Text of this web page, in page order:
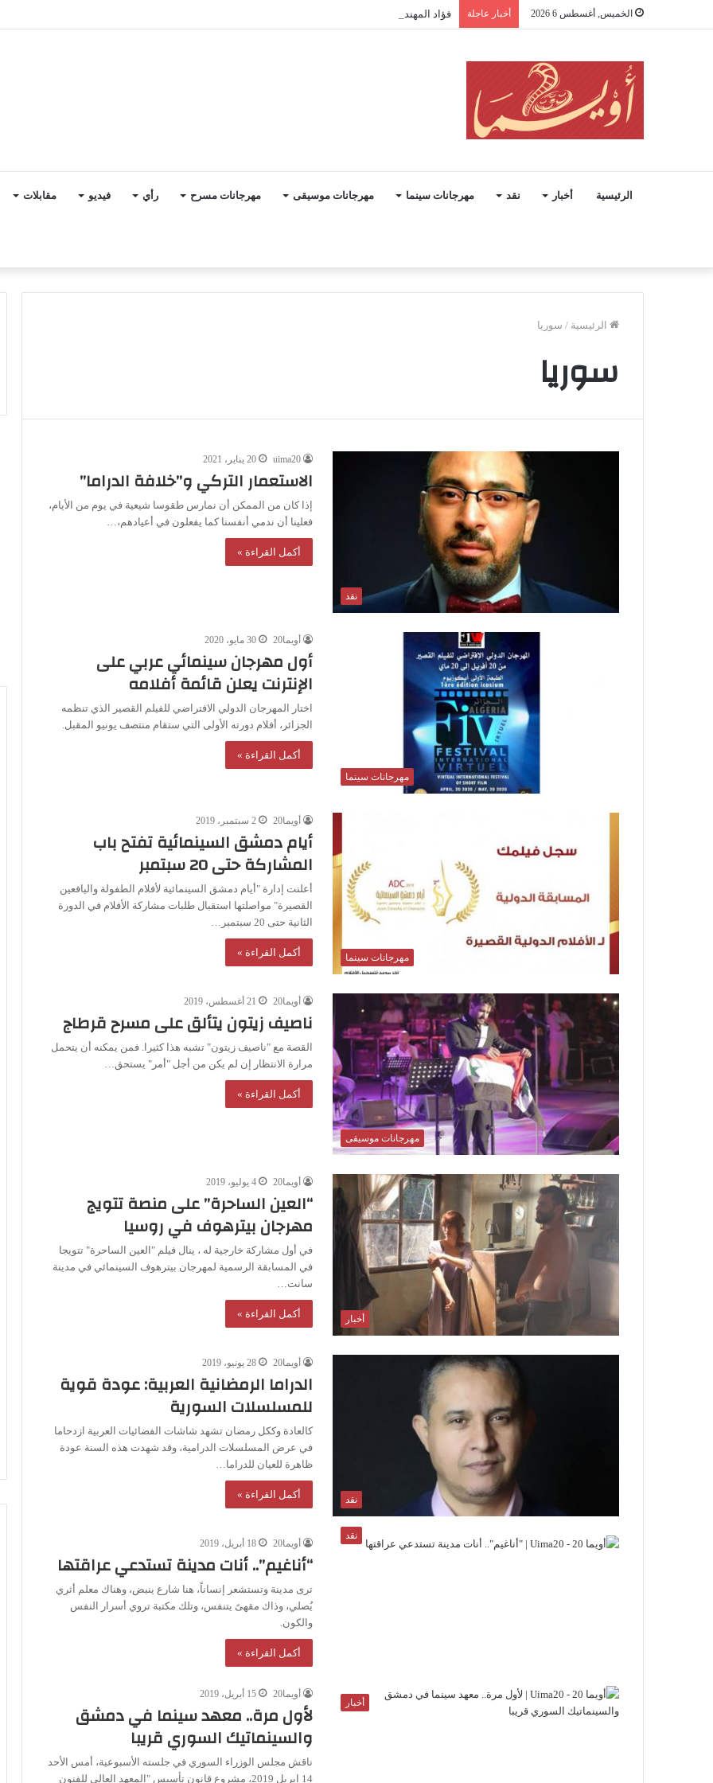
الخميس, أغسطس 6 2026 أخبار عاجلة فؤاد المهندس.. حينما نطقت حضارة المصريين
الرئيسية أخبار نقد مهرجانات سينما مهرجانات موسيقى مهرجانات مسرح رأي فيديو مقابلات
الرئيسية / سوريا
سوريا
نقد
uima20 20 يناير، 2021
الاستعمار التركي و”خلافة الدراما”
إذا كان من الممكن أن نمارس طقوسا شيعية في يوم من الأيام،
فعلينا أن ندمي أنفسنا كما يفعلون في أعيادهم،…
أكمل القراءة »
مهرجانات سينما
أويما20 30 مايو، 2020
أول مهرجان سينمائي عربي على
الإنترنت يعلن قائمة أفلامه
اختار المهرجان الدولي الافتراضي للفيلم القصير الذي تنظمه
الجزائر، أفلام دورته الأولى التي ستقام منتصف يونيو المقبل.
أكمل القراءة »
مهرجانات سينما
أويما20 2 سبتمبر، 2019
أيام دمشق السينمائية تفتح باب
المشاركة حتى 20 سبتمبر
أعلنت إدارة "أيام دمشق السينمائية لأفلام الطفولة واليافعين
القصيرة" مواصلتها استقبال طلبات مشاركة الأفلام في الدورة
الثانية حتى 20 سبتمبر…
أكمل القراءة »
مهرجانات موسيقى
أويما20 21 أغسطس، 2019
ناصيف زيتون يتألق على مسرح قرطاج
القصة مع "ناصيف زيتون" تشبه هذا كثيرا. فمن يمكنه أن يتحمل
مرارة الانتظار إن لم يكن من أجل "أمر" يستحق…
أكمل القراءة »
أخبار
أويما20 4 يوليو، 2019
“العين الساحرة” على منصة تتويج
مهرجان بيترهوف في روسيا
في أول مشاركة خارجية له ، ينال فيلم "العين الساحرة" تتويجا
في المسابقة الرسمية لمهرجان بيترهوف السينمائي في مدينة
سانت…
أكمل القراءة »
نقد
أويما20 28 يونيو، 2019
الدراما الرمضانية العربية: عودة قوية
للمسلسلات السورية
كالعادة وككل رمضان تشهد شاشات الفضائيات العربية ازدحاما
في عرض المسلسلات الدرامية، وقد شهدت هذه السنة عودة
ظاهرة للعيان للدراما…
أكمل القراءة »
نقد
أويما20 18 أبريل، 2019
“أناغيم”.. أنات مدينة تستدعي عراقتها
ترى مدينة وتستشعر إنساناً، هنا شارع ينبض، وهناك معلم أثري
يُصلي، وذاك مقهىً يتنفس، وتلك مكتبة تروي أسرار النفس
والكون.
أكمل القراءة »
أخبار
أويما20 15 أبريل، 2019
لأول مرة.. معهد سينما في دمشق
والسينماتيك السوري قريبا
ناقش مجلس الوزراء السوري في جلسته الأسبوعية، أمس الأحد
14 إبريل 2019، مشروع قانون تأسيس "المعهد العالي للفنون